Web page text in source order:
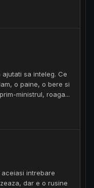
sa inteleg. Ce
o paine, o bere si
ministrul, roaga...
intrebare
dar e o rusine